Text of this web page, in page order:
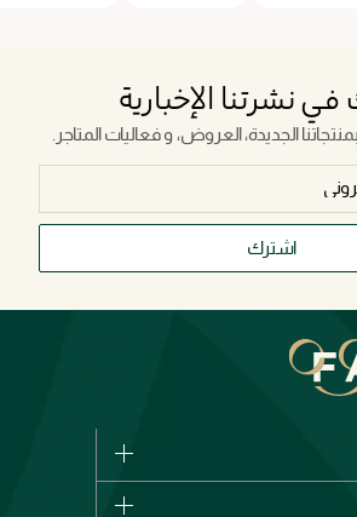
نشرتنا الإخبارية
الجديدة، العروض، و فعاليات المتاجر.
اشترك